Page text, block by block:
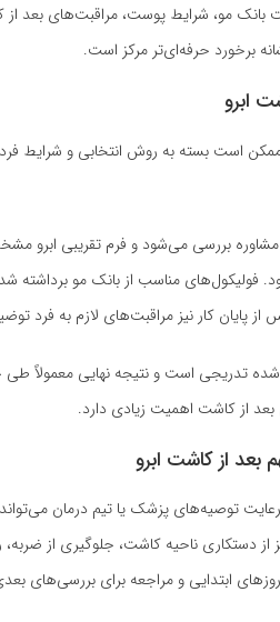
بانک مو، شرایط پوست، مراقبت‌های بعد
برخورد حرفه‌ای‌تر مرکز است.
ابرو
است بسته به روش انتخابی و شرایط
مشاوره بررسی می‌شود و فرم تقریبی
فولیکول‌های مناسب از بانک مو برداشته
پایان کار نیز مراقبت‌های لازم به فرد
تدریجی است و نتیجه نهایی معمولاً
از کاشت اهمیت زیادی دارد.
بعد از کاشت ابرو
رعایت توصیه‌های پزشک یا تیم درمان
از دستکاری ناحیه کاشت، جلوگیری از
ابتدایی و مراجعه برای بررسی‌های